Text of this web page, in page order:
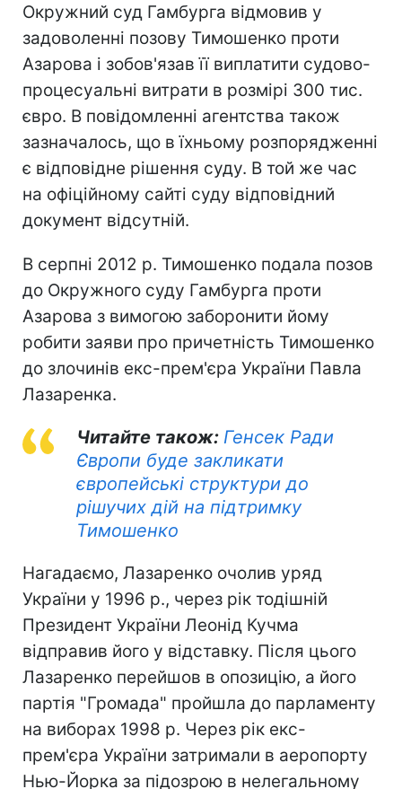
Окружний суд Гамбурга відмовив у
задоволенні позову Тимошенко проти
Азарова і зобов'язав її виплатити судово-
процесуальні витрати в розмірі 300 тис.
євро. В повідомленні агентства також
зазначалось, що в їхньому розпорядженні
є відповідне рішення суду. В той же час
на офіційному сайті суду відповідний
документ відсутній.
В серпні 2012 р. Тимошенко подала позов
до Окружного суду Гамбурга проти
Азарова з вимогою заборонити йому
робити заяви про причетність Тимошенко
до злочинів екс-прем'єра України Павла
Лазаренка.
Читайте також: Генсек Ради
Європи буде закликати
європейські структури до
рішучих дій на підтримку
Тимошенко
Нагадаємо, Лазаренко очолив уряд
України у 1996 р., через рік тодішній
Президент України Леонід Кучма
відправив його у відставку. Після цього
Лазаренко перейшов в опозицію, а його
партія "Громада" пройшла до парламенту
на виборах 1998 р. Через рік екс-
прем'єра України затримали в аеропорту
Нью-Йорка за підозрою в нелегальному